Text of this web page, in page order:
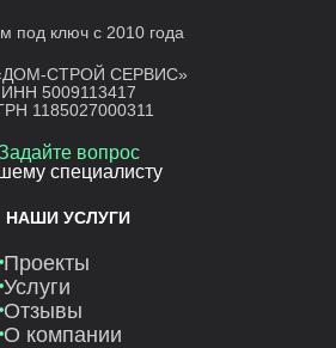
под ключ с 2010 года
СТРОЙ СЕРВИС»
ИНН 5009113417
1185027000311
вопрос
специалисту
НАШИ УСЛУГИ
Проекты
Услуги
Отзывы
О компании